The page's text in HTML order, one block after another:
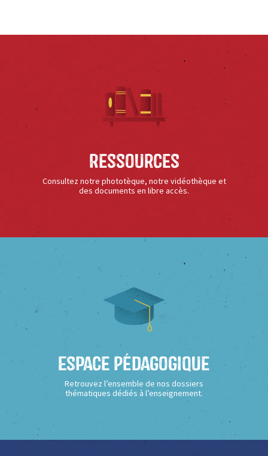
Ressources
Consultez notre phototèque, notre vidéothèque et
des documents en libre accès.
Espace Pédagogique
Retrouvez l’ensemble de nos dossiers
thématiques dédiés à l’enseignement.